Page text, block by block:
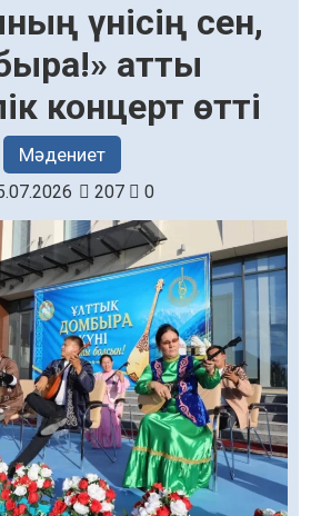
үнісің сен,
атты
концерт өтті
Мәдениет
207 0